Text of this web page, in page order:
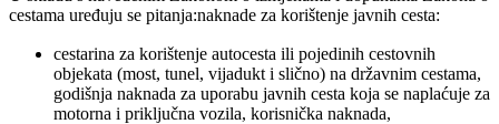
cestama uređuju se pitanja:naknade za korištenje javnih cesta:
cestarina za korištenje autocesta ili pojedinih cestovnih
objekata (most, tunel, vijadukt i slično) na državnim cestama,
godišnja naknada za uporabu javnih cesta koja se naplaćuje za
motorna i priključna vozila, korisnička naknada,